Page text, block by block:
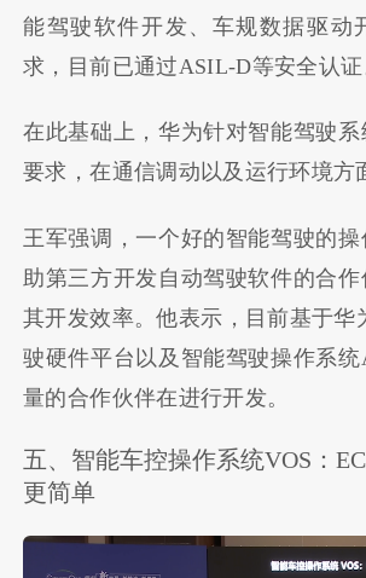
能驾驶软件开发、车规数据驱动
求，目前已通过ASIL-D等安全认证
在此基础上，华为针对智能驾驶
要求，在通信调动以及运行环境方
王军强调，一个好的智能驾驶的
助第三方开发自动驾驶软件的合
其开发效率。他表示，目前基于华
驶硬件平台以及智能驾驶操作系统
量的合作伙伴在进行开发。
五、智能车控操作系统VOS：
更简单